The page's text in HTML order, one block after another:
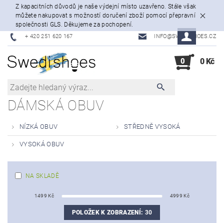
Z kapacitních důvodů je naše výdejní místo uzavřeno. Stále však
můžete nakupovat s možností doručení zboží pomocí přepravní
společnosti GLS. Děkujeme za pochopení.
+ 420 251 620 167 INFO@SWEDISHOES.CZ
0 0 Kč
DÁMSKÁ OBUV
NÍZKÁ OBUV STŘEDNĚ VYSOKÁ
VYSOKÁ OBUV
NA SKLADĚ
1499 Kč 4999 Kč
POLOŽEK K ZOBRAZENÍ: 30